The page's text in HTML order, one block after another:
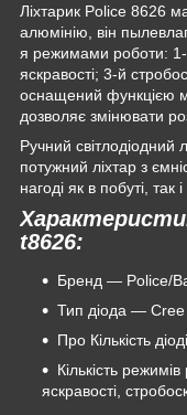
Ліхтарик Police 8626
алюмінію, він
я режимами роботи: 1-
яскравості; 3-й
оснащений функцією
дозволяє змінювати
Ручний світлодіодний
потужний ліхтар з
нагоді як в побуті,
t8626:
Бренд — Police/
Тип діода — Cree
Про Кількість
Кількість
яскравості,